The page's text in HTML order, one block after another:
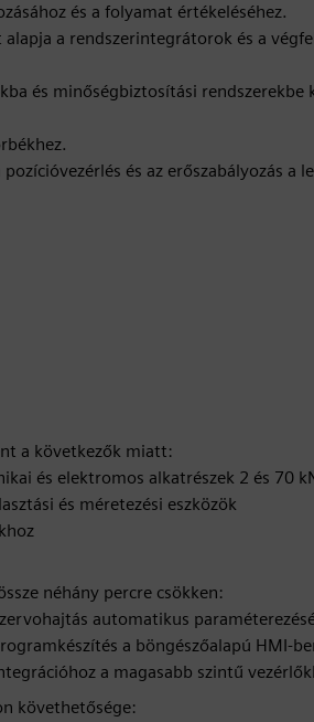
és a folyamat értékeléséhez.
a rendszerintegrátorok és a
és minőségbiztosítási rendszerekbe
és az erőszabályozás a
a következők miatt:
és elektromos alkatrészek 2 és 70
és méretezési eszközök
néhány percre csökken:
automatikus
a böngészőalapú HMI-
a magasabb szintű
követhetősége: